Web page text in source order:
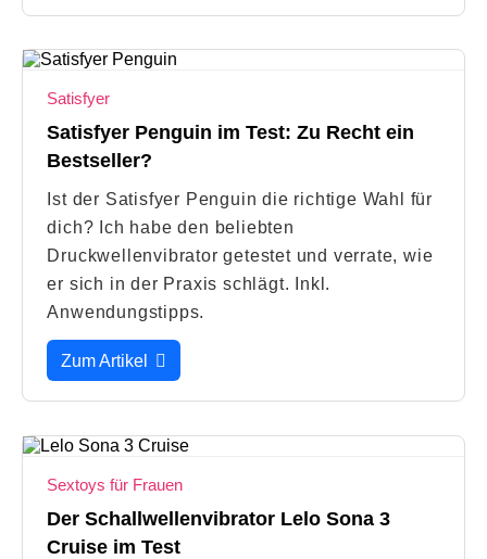
Satisfyer
Satisfyer Penguin im Test: Zu Recht ein
Bestseller?
Ist der Satisfyer Penguin die richtige Wahl für
dich? Ich habe den beliebten
Druckwellenvibrator getestet und verrate, wie
er sich in der Praxis schlägt. Inkl.
Anwendungstipps.
Zum Artikel
Sextoys für Frauen
Der Schallwellenvibrator Lelo Sona 3
Cruise im Test